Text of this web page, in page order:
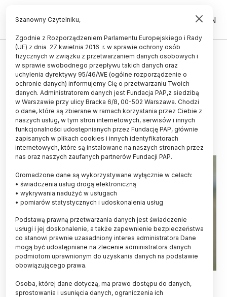
PL EN
ŚWIAT
Portugalia/ 300 tys. lat temu
pantera śnieżna żyła na Płw.
Iberyjskim
10.05.2025
aktualizacja: 10.05.2025
2 minuty czytania
Szanowny Czytelniku,
Zgodnie z Rozporządzeniem Parlamentu Europejskiego i Rady
(UE) z dnia 27 kwietnia 2016 r. w sprawie ochrony osób
fizycznych w związku z przetwarzaniem danych osobowych i
w sprawie swobodnego przepływu takich danych oraz
uchylenia dyrektywy 95/46/WE (ogólne rozporządzenie o
ochronie danych) informujemy Cię o przetwarzaniu Twoich
danych. Administratorem danych jest Fundacja PAP,z siedzibą
w Warszawie przy ulicy Bracka 6/8, 00-502 Warszawa. Chodzi
o dane, które są zbierane w ramach korzystania przez Ciebie z
naszych usług, w tym stron internetowych, serwisów i innych
funkcjonalności udostępnianych przez Fundację PAP, głównie
zapisanych w plikach cookies i innych identyfikatorach
internetowych, które są instalowane na naszych stronach przez
nas oraz naszych zaufanych partnerów Fundacji PAP.
Gromadzone dane są wykorzystywane wyłącznie w celach:
• świadczenia usług drogą elektroniczną
• wykrywania nadużyć w usługach
• pomiarów statystycznych i udoskonalenia usług
Podstawą prawną przetwarzania danych jest świadczenie
usługi i jej doskonalenie, a także zapewnienie bezpieczeństwa
co stanowi prawnie uzasadniony interes administratora Dane
mogą być udostępniane na zlecenie administratora danych
podmiotom uprawnionym do uzyskania danych na podstawie
obowiązującego prawa.
Osoba, której dane dotyczą, ma prawo dostępu do danych,
sprostowania i usunięcia danych, ograniczenia ich